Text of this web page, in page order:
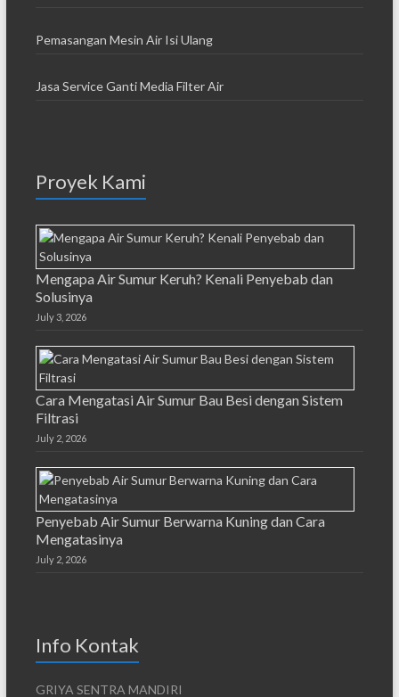
Pemasangan Mesin Air Isi Ulang
Jasa Service Ganti Media Filter Air
Proyek Kami
Mengapa Air Sumur Keruh? Kenali Penyebab dan
Solusinya
July 3, 2026
Cara Mengatasi Air Sumur Bau Besi dengan Sistem
Filtrasi
July 2, 2026
Penyebab Air Sumur Berwarna Kuning dan Cara
Mengatasinya
July 2, 2026
Info Kontak
GRIYA SENTRA MANDIRI